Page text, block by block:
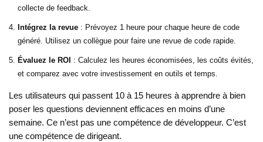
collecte de feedback.
Intégrez la revue : Prévoyez 1 heure pour chaque heure de code
généré. Utilisez un collègue pour faire une revue de code rapide.
Évaluez le ROI : Calculez les heures économisées, les coûts évités,
et comparez avec votre investissement en outils et temps.
Les utilisateurs qui passent 10 à 15 heures à apprendre à bien
poser les questions deviennent efficaces en moins d’une
semaine. Ce n’est pas une compétence de développeur. C’est
une compétence de dirigeant.